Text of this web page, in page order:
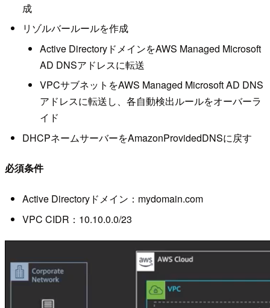
成
リゾルバールールを作成
Active DirectoryドメインをAWS Managed Microsoft
AD DNSアドレスに転送
VPCサブネットをAWS Managed Microsoft AD DNS
アドレスに転送し、各自動検出ルールをオーバーラ
イド
DHCPネームサーバーをAmazonProvidedDNSに戻す
必須条件
Active Directoryドメイン：mydomain.com
VPC CIDR：10.10.0.0/23